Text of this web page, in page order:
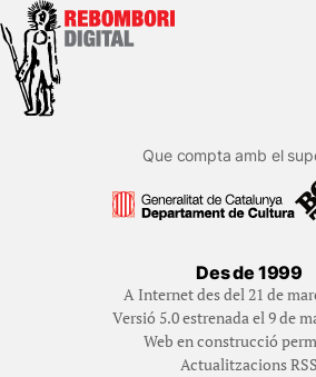
Que compta amb el
Des de 1999
A Internet des del 21 de
Versió 5.0 estrenada el 9 de
Web en construcció
Actualitzacions RSS